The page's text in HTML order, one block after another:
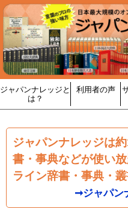
ジャパンナレッジと
は？
利用者の声
ジャパンナレッジは
書・事典などが使い
ライン辞書・事典・
➞ジャパン